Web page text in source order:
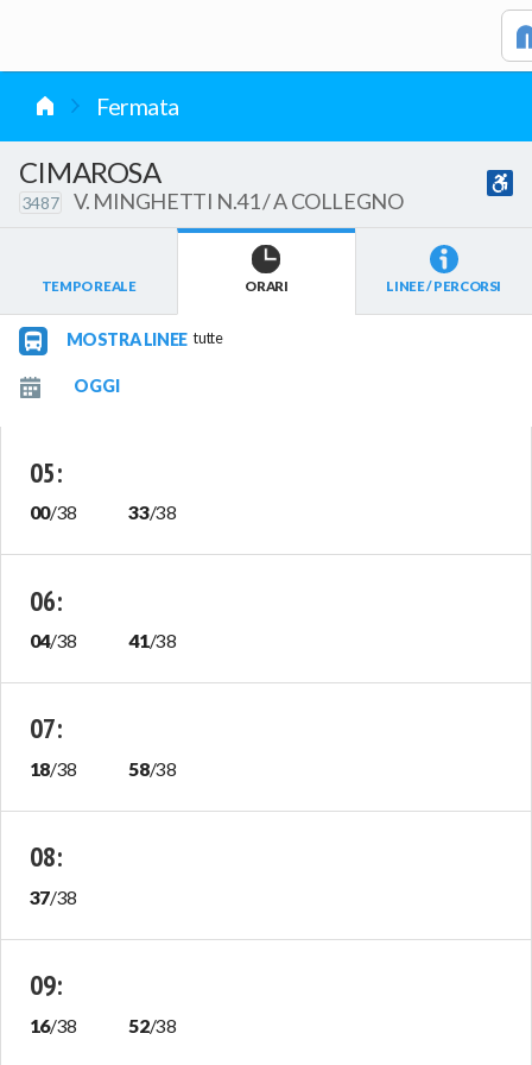
Fermata
CIMAROSA
3487 V. MINGHETTI N.41 / A COLLEGNO
TEMPO REALE ORARI LINEE / PERCORSI
MOSTRA LINEE tutte
05:
00/38 33/38
06:
04/38 41/38
07:
18/38 58/38
08:
37/38
09:
16/38 52/38